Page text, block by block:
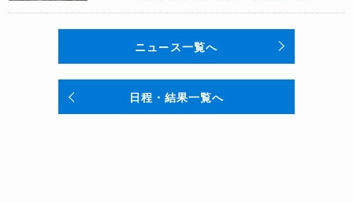
ニュース一覧へ
日程・結果一覧へ